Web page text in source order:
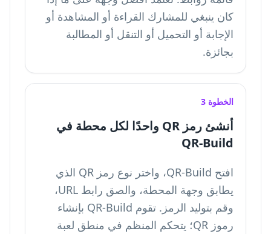
كان ينبغي للمشارك القراءة أو المشاهدة أو
الإجابة أو التحميل أو التنقل أو المطالبة
بجائزة.
الخطوة 3
أنشئ رمز QR واحدًا لكل محطة في
QR-Build
افتح QR-Build، واختر نوع رمز QR الذي
يطابق وجهة المحطة، والصق رابط URL،
وقم بتوليد الرمز. تقوم QR-Build بإنشاء
رموز QR؛ يتحكم المنظم في منطق لعبة